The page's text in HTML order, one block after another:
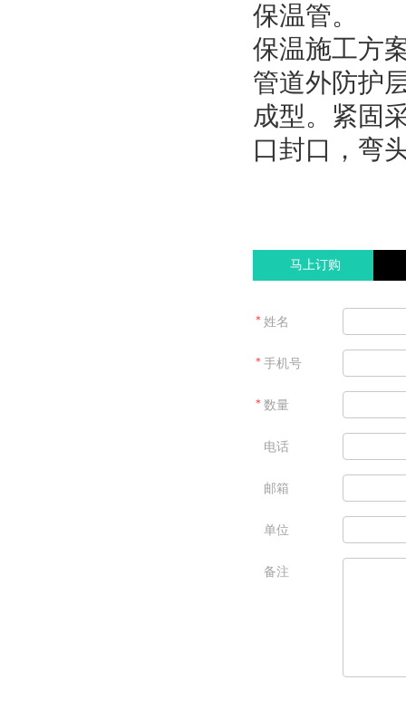
保温管。
保温施工方
管道外防护
成型。紧固
口封口，弯
马上订购
＊ 姓名
＊ 手机号
＊ 数量
电话
邮箱
单位
备注